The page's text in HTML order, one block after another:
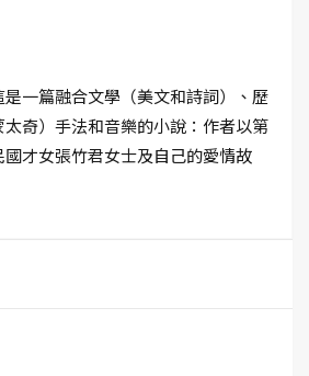
一篇融合文學（美文和詩詞）、歷
奇）手法和音樂的小說：作者以第
才女張竹君女士及自己的愛情故